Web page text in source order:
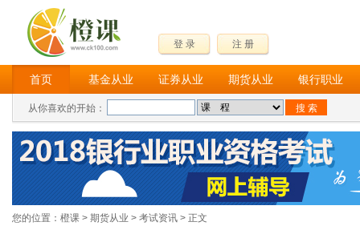
登 录 注 册
首页 基金从业 证券从业 期货从业 银行职业
从你喜欢的开始：
您的位置： 橙课 > 期货从业 > 考试资讯 > 正文